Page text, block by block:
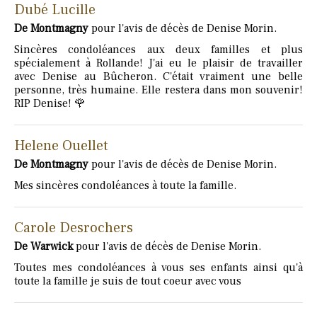
Dubé Lucille
De Montmagny pour l'avis de décès de Denise Morin.
Sincères condoléances aux deux familles et plus
spécialement à Rollande! J'ai eu le plaisir de travailler
avec Denise au Bûcheron. C'était vraiment une belle
personne, très humaine. Elle restera dans mon souvenir!
RIP Denise! 🌹
Helene Ouellet
De Montmagny pour l'avis de décès de Denise Morin.
Mes sincères condoléances à toute la famille.
Carole Desrochers
De Warwickpour l'avis de décès de Denise Morin.
Toutes mes condoléances à vous ses enfants ainsi qu'à
toute la famille je suis de tout coeur avec vous